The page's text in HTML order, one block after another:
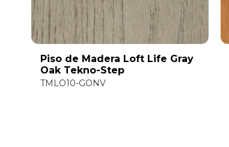
Piso de Madera Loft Life Gray
Oak Tekno-Step
TMLO10-GONV